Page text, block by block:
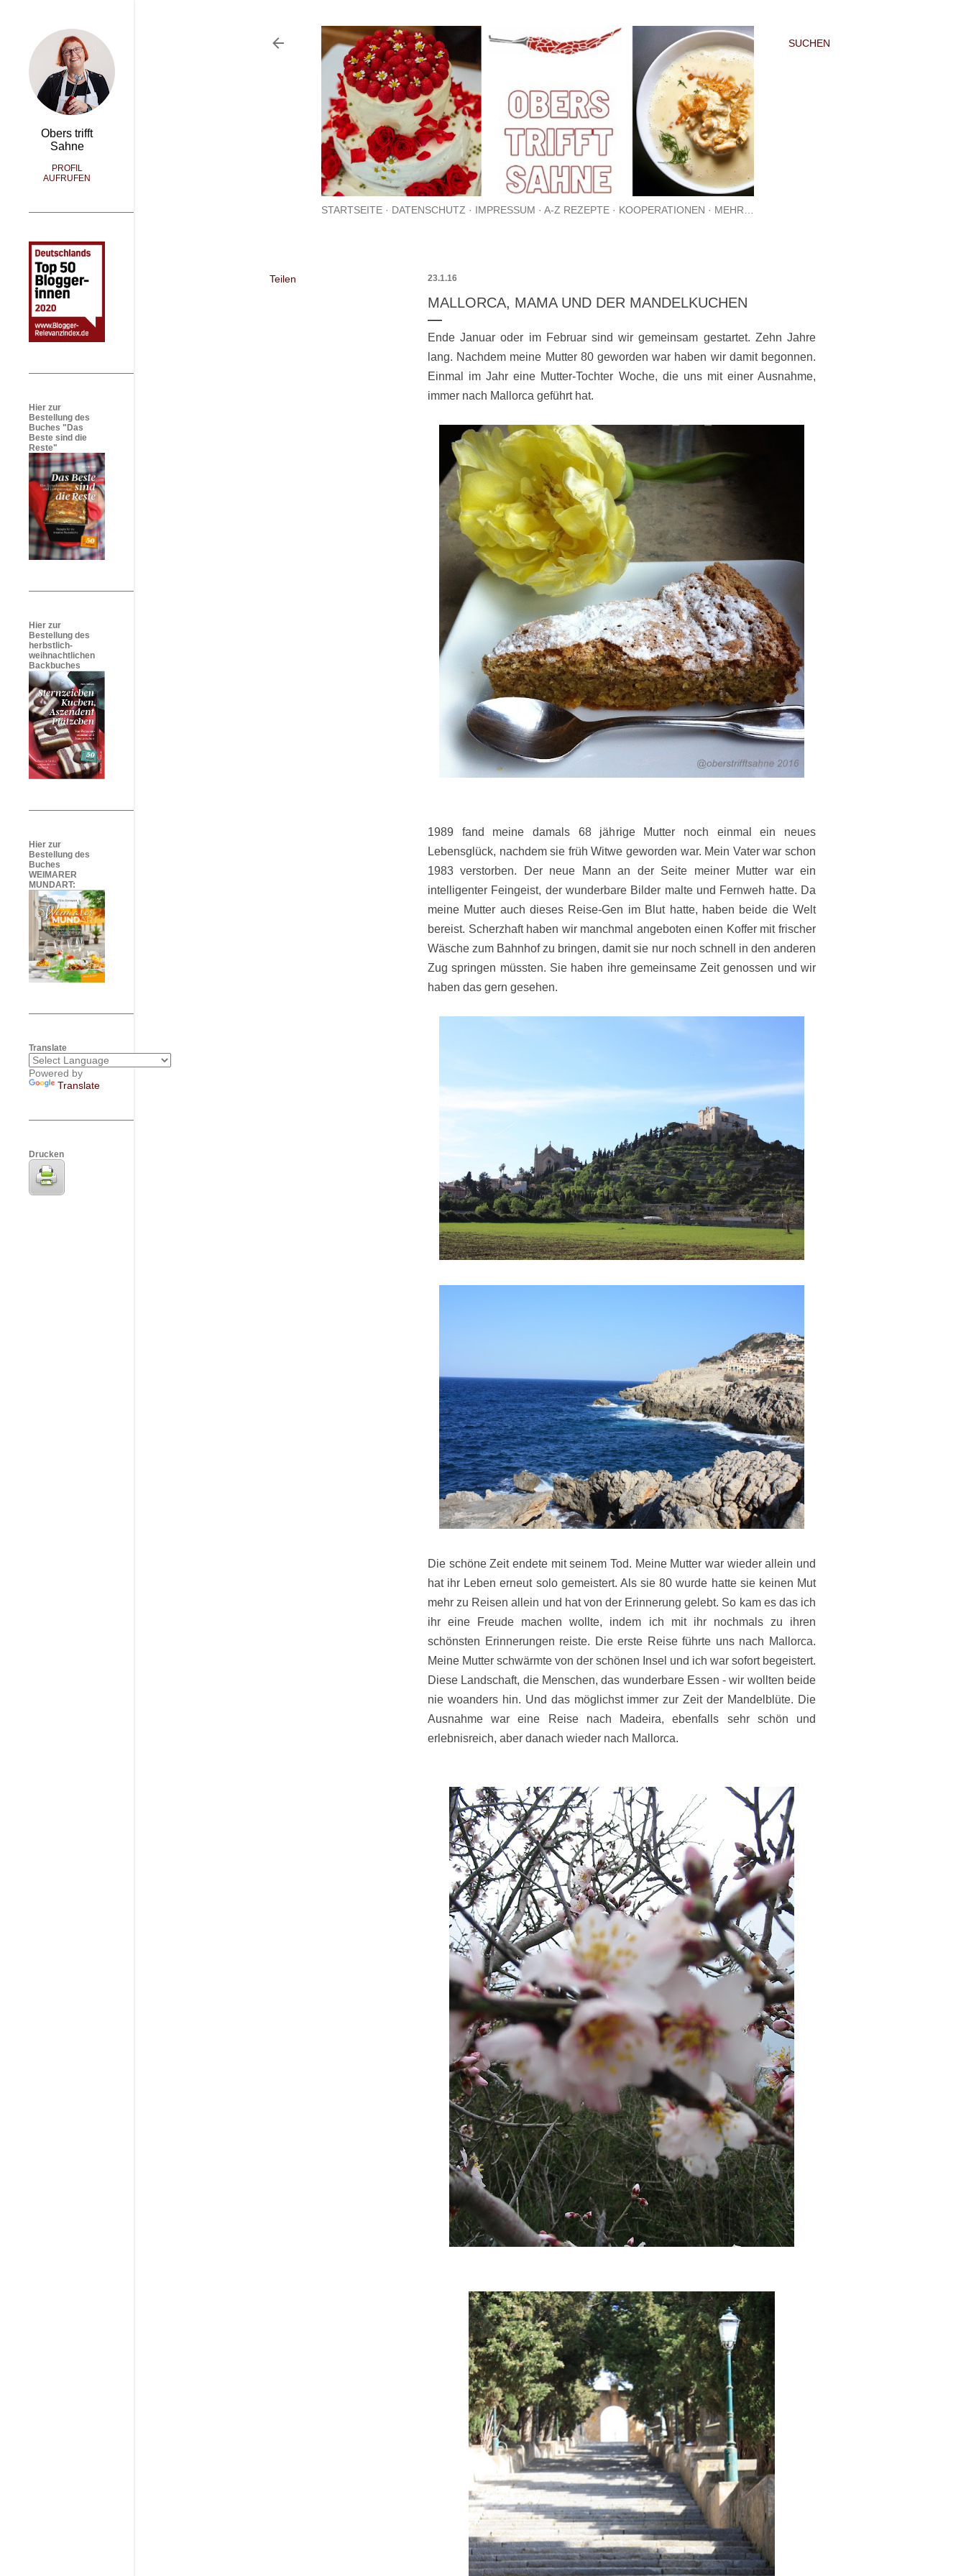
SUCHEN
STARTSEITE DATENSCHUTZ IMPRESSUM A-Z REZEPTE KOOPERATIONEN MEHR…
Teilen 23.1.16
MALLORCA, MAMA UND DER MANDELKUCHEN
Ende Januar oder im Februar sind wir gemeinsam gestartet. Zehn Jahre
lang. Nachdem meine Mutter 80 geworden war haben wir damit begonnen.
Einmal im Jahr eine Mutter-Tochter Woche, die uns mit einer Ausnahme,
immer nach Mallorca geführt hat.
1989 fand meine damals 68 jährige Mutter noch einmal ein neues
Lebensglück, nachdem sie früh Witwe geworden war. Mein Vater war schon
1983 verstorben. Der neue Mann an der Seite meiner Mutter war ein
intelligenter Feingeist, der wunderbare Bilder malte und Fernweh hatte. Da
meine Mutter auch dieses Reise-Gen im Blut hatte, haben beide die Welt
bereist. Scherzhaft haben wir manchmal angeboten einen Koffer mit frischer
Wäsche zum Bahnhof zu bringen, damit sie nur noch schnell in den anderen
Zug springen müssten. Sie haben ihre gemeinsame Zeit genossen und wir
haben das gern gesehen.
Die schöne Zeit endete mit seinem Tod. Meine Mutter war wieder allein und
hat ihr Leben erneut solo gemeistert. Als sie 80 wurde hatte sie keinen Mut
mehr zu Reisen allein und hat von der Erinnerung gelebt. So kam es das ich
ihr eine Freude machen wollte, indem ich mit ihr nochmals zu ihren
schönsten Erinnerungen reiste. Die erste Reise führte uns nach Mallorca.
Meine Mutter schwärmte von der schönen Insel und ich war sofort begeistert.
Diese Landschaft, die Menschen, das wunderbare Essen - wir wollten beide
nie woanders hin. Und das möglichst immer zur Zeit der Mandelblüte. Die
Ausnahme war eine Reise nach Madeira, ebenfalls sehr schön und
erlebnisreich, aber danach wieder nach Mallorca.
Obers trifft
Sahne
PROFIL
AUFRUFEN
Hier zur
Bestellung des
Buches "Das
Beste sind die
Reste"
Hier zur
Bestellung des
herbstlich-
weihnachtlichen
Backbuches
Hier zur
Bestellung des
Buches
WEIMARER
MUNDART:
Translate
Powered by
Translate
Drucken